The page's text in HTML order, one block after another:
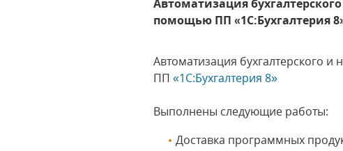
Автоматизация
помощью ПП «1С:Бухгалтерия
Автоматизация бухгалтерского
ПП«1С:Бухгалтерия 8»
Выполнены следующие работы:
Доставка программных